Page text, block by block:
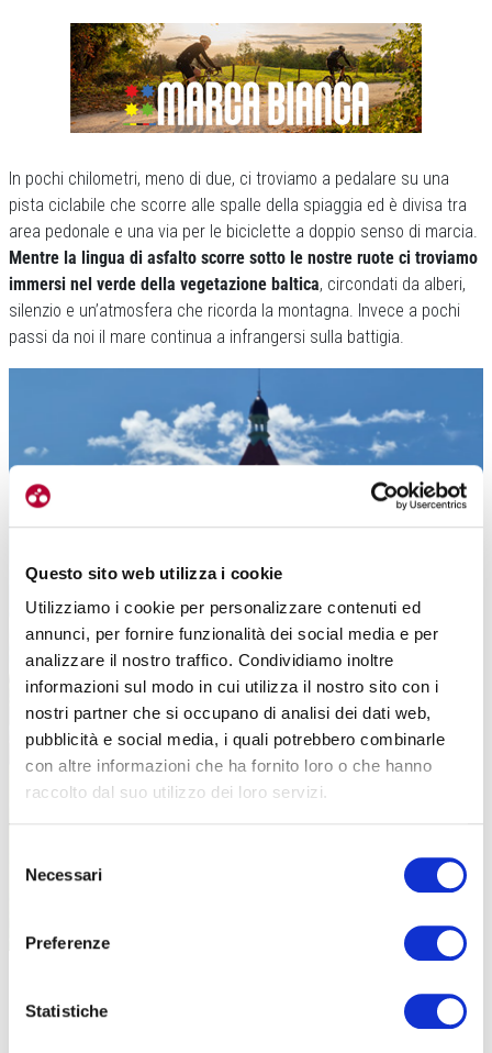
Questo sito web utilizza i cookie
Utilizziamo i cookie per personalizzare contenuti ed
annunci, per fornire funzionalità dei social media e per
analizzare il nostro traffico. Condividiamo inoltre
informazioni sul modo in cui utilizza il nostro sito con i
nostri partner che si occupano di analisi dei dati web,
pubblicità e social media, i quali potrebbero combinarle
con altre informazioni che ha fornito loro o che hanno
raccolto dal suo utilizzo dei loro servizi.
delNecessari
Preferenze
Statistiche
In pochi chilometri, meno di due, ci troviamo a pedalare su una
pista ciclabile che scorre alle spalle della spiaggia ed è divisa tra
area pedonale e una via per le biciclette a doppio senso di marcia.
Mentre la lingua di asfalto scorre sotto le nostre ruote ci troviamo
immersi nel verde della vegetazione baltica, circondati da alberi,
silenzio e un’atmosfera che ricorda la montagna. Invece a pochi
passi da noi il mare continua a infrangersi sulla battigia.
LA CICLABILITÀ